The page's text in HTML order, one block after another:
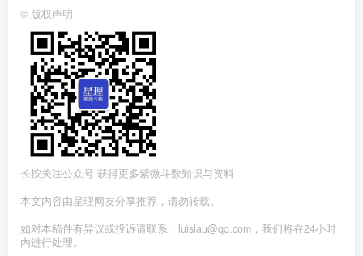
© 版权声明
长按关注公众号 获得更多紫微斗数知识与资料
本文内容由星理网友分享推荐，请勿转载。
如对本稿件有异议或投诉请联系：luislau@qq.com，我们将在24小时
内进行处理。